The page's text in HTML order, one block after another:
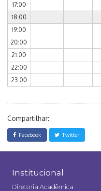
17:00
18:00
19:00
20:00
21:00
22:00
23:00
Compartilhar:
Facebook Twitter
Institucional
Diretoria Acadêmica